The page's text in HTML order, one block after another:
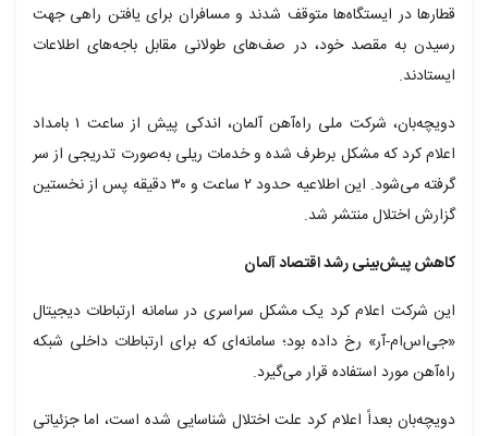
قطارها در ایستگاه‌ها متوقف شدند و مسافران برای یافتن راهی جهت
رسیدن به مقصد خود، در صف‌های طولانی مقابل باجه‌های اطلاعات
ایستادند.
دویچه‌بان، شرکت ملی راه‌آهن آلمان، اندکی پیش از ساعت ۱ بامداد
اعلام کرد که مشکل برطرف شده و خدمات ریلی به‌صورت تدریجی از سر
گرفته می‌شود. این اطلاعیه حدود ۲ ساعت و ۳۰ دقیقه پس از نخستین
گزارش اختلال منتشر شد.
کاهش پیش‌بینی رشد اقتصاد آلمان
این شرکت اعلام کرد یک مشکل سراسری در سامانه ارتباطات دیجیتال
«جی‌اس‌ام-آر» رخ داده بود؛ سامانه‌ای که برای ارتباطات داخلی شبکه
راه‌آهن مورد استفاده قرار می‌گیرد.
دویچه‌بان بعداً اعلام کرد علت اختلال شناسایی شده است، اما جزئیاتی